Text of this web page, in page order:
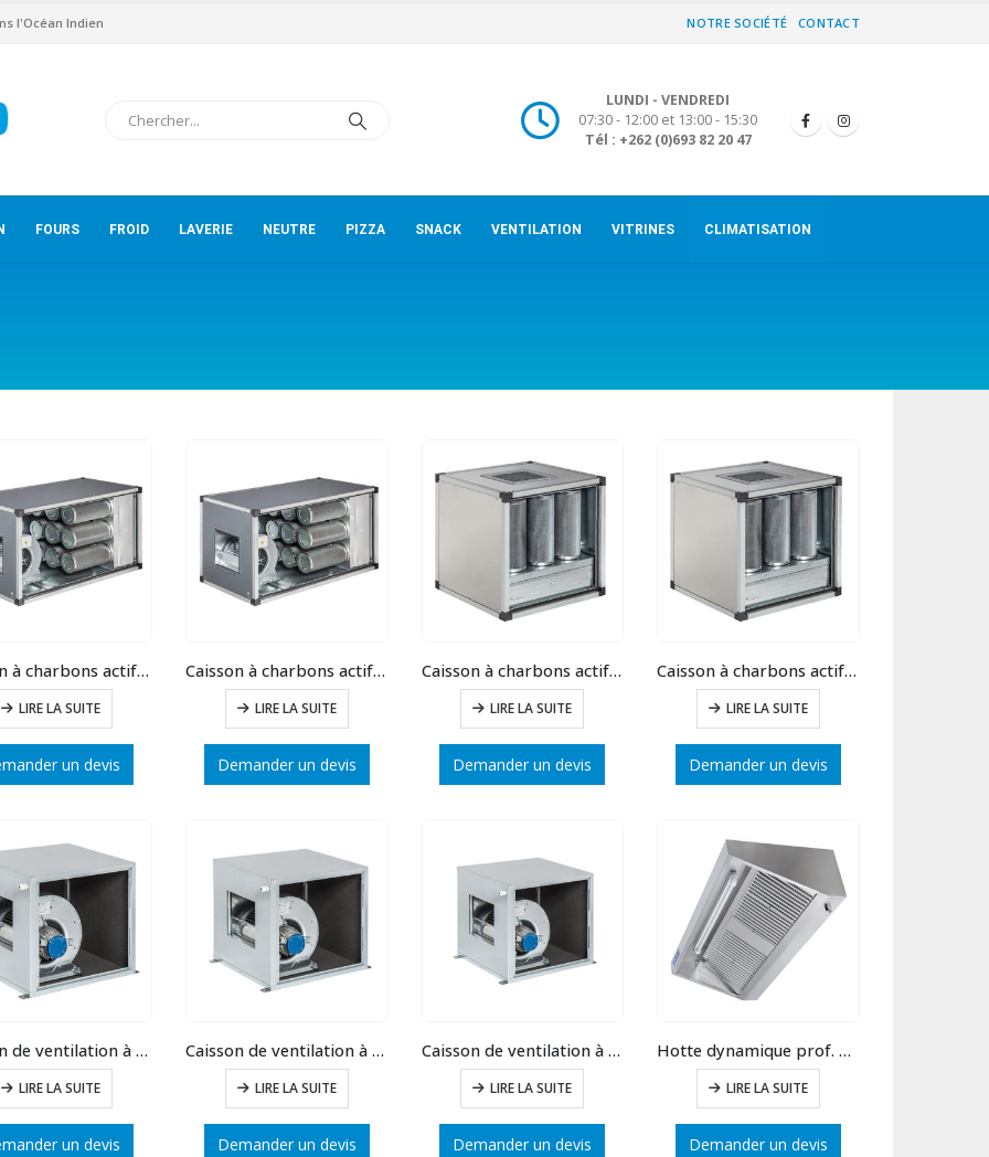
l'Océan Indien NOTRE SOCIÉTÉ CONTACT
LUNDI - VENDREDI
07:30 - 12:00 et 13:00 - 15:30
Tél : +262 (0)693 82 20 47
FOURS FROID LAVERIE NEUTRE PIZZA SNACK VENTILATION VITRINES CLIMATISATION
Caisson à charbons actifs dynamique 5 cylindres VR 8/9T
LIRE LA SUITE
un devis
Caisson à charbons actifs dynamique 9 cylindres VR 9/9
LIRE LA SUITE
Demander un devis
Caisson à charbons actifs statique 9 cylindres
LIRE LA SUITE
Demander un devis
Caisson à charbons actifs statique 5 cylindres
LIRE LA SUITE
Demander un devis
Caisson de ventilation à entrainement direct ventilateur VR10/10
LIRE LA SUITE
un devis
Caisson de ventilation à entrainement direct ventilateur VR9/9
LIRE LA SUITE
Demander un devis
Caisson de ventilation à entrainement direct ventilateur VR7/7
LIRE LA SUITE
Demander un devis
Hotte dynamique prof. 900 long.2500
LIRE LA SUITE
Demander un devis